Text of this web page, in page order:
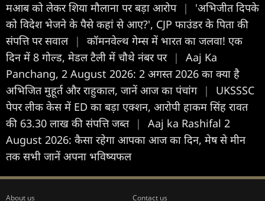
मआब को लेकर शिया मौलाना पर बड़ा आरोप |
'अभिजीत दिपके
को विदेश भेजने के पैसे कहां से आए?', CJP फाउंडर के पिता की
संपत्ति पर सवाल |
कॉमनवेल्थ गेम्स में भारत का जलवा! एक
दिन में 8 गोल्ड, मेडल टैली में चौथे नंबर पर |
Aaj Ka
Panchang, 2 August 2026: 2 अगस्त 2026 का क्या है
अभिजित मुहूर्त और राहुकाल, जानें आज का पंचांग |
UKSSSC
पेपर लीक केस में ED का बड़ा एक्शन, आरोपी हाकम सिंह रावत
की 63.30 लाख की संपत्ति जब्त |
Aaj ka Rashifal 2
August 2026: कैसा रहेगा आपका आज का द‍िन, मेष से मीन
तक सभी जानें अपना भविष्यफल
About us Contact us